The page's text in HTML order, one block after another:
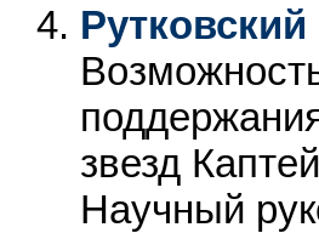
звезд
Научный